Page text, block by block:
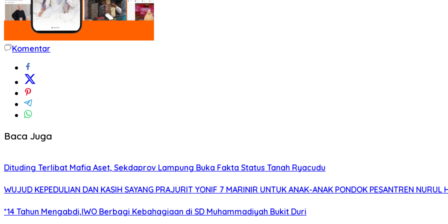
Komentar
Baca Juga
Dituding Terlibat Mafia Aset, Sekdaprov Lampung Buka Fakta Status Tanah Ryacudu
WUJUD KEPEDULIAN DAN KASIH SAYANG PRAJURIT YONIF 7 MARINIR UNTUK ANAK-ANAK PONDOK PESANTREN NURUL
*14 Tahun Mengabdi,IWO Berbagi Kebahagiaan di SD Muhammadiyah Bukit Duri